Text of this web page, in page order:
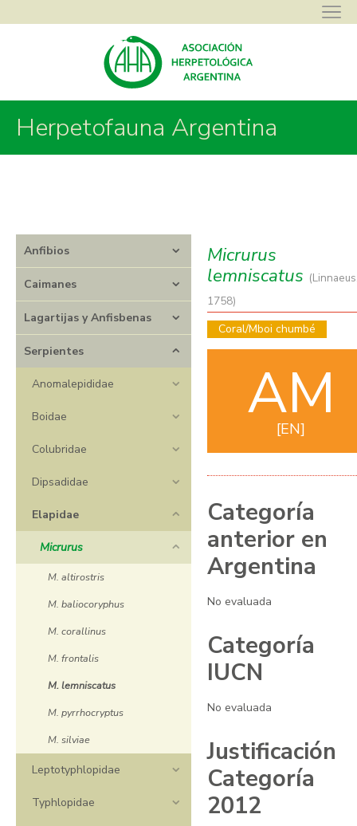
Asociación Herpetológica Argentina Herpetofauna Argentina
Serpientes >Elapidae > Micrurus >Micrurus lemniscatus
Herpetofauna Argentina
Anfibios
Caimanes
Lagartijas y Anfisbenas
Serpientes
Anomalepididae
Boidae
Colubridae
Dipsadidae
Elapidae
Micrurus
M. altirostris
M. baliocoryphus
M. corallinus
M. frontalis
M. lemniscatus
M. pyrrhocryptus
M. silviae
Leptotyphlopidae
Typhlopidae
Micrurus
lemniscatus
1758)
Coral/Mboi chumbé
AM
EN
Categoría
anterior en
Argentina
No evaluada
Categoría
IUCN
No evaluada
Justificación
Categoría
2012